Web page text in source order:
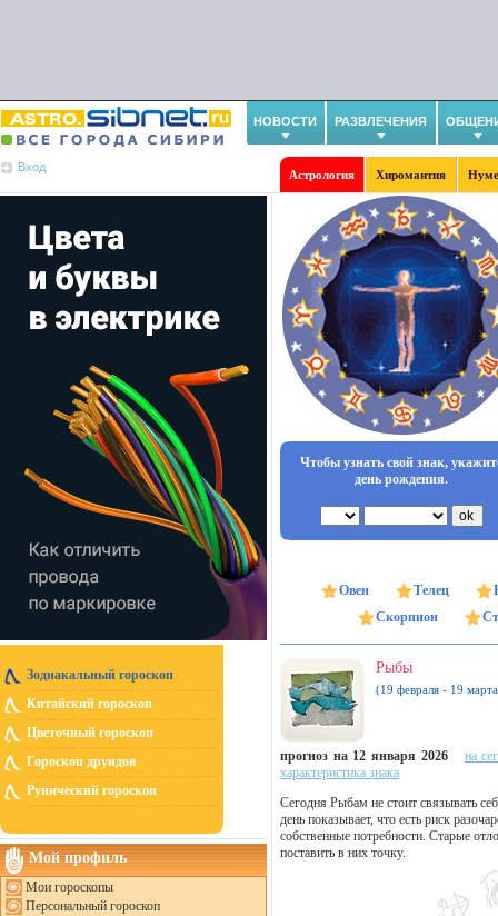
НОВОСТИ РАЗВЛЕЧЕНИЯ
Вход
Астрология Хиромантия
Зодиакальный гороскоп
Китайский гороскоп
Цветочный гороскоп
Гороскоп друидов
Рунический гороскоп
Мой профиль
Мои гороскопы
Персональный гороскоп
Чтобы узнать свой знак,
день рождения.
Овен Телец
Скорпион
Рыбы
(19 февраля - 19
прогноз на 12 января 2026
на
характеристика знака
Сегодня Рыбам не стоит связывать
день показывает, что есть риск
собственные потребности. Старые
поставить в них точку.